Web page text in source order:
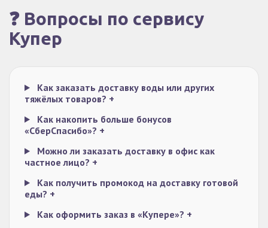
❓ Вопросы по сервису
Купер
Как заказать доставку воды или других
тяжёлых товаров? +
Как накопить больше бонусов
«СберСпасибо»? +
Можно ли заказать доставку в офис как
частное лицо? +
Как получить промокод на доставку готовой
еды? +
Как оформить заказ в «Купере»? +